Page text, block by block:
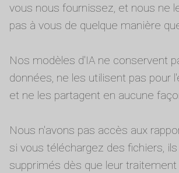
vous nous fournissez, et nous ne
pas à vous de quelque manière
Nos modèles d'IA ne conservent
données, ne les utilisent pas pour
et ne les partagent en aucune
Nous n'avons pas accès aux
si vous téléchargez des fichiers,
supprimés dès que leur